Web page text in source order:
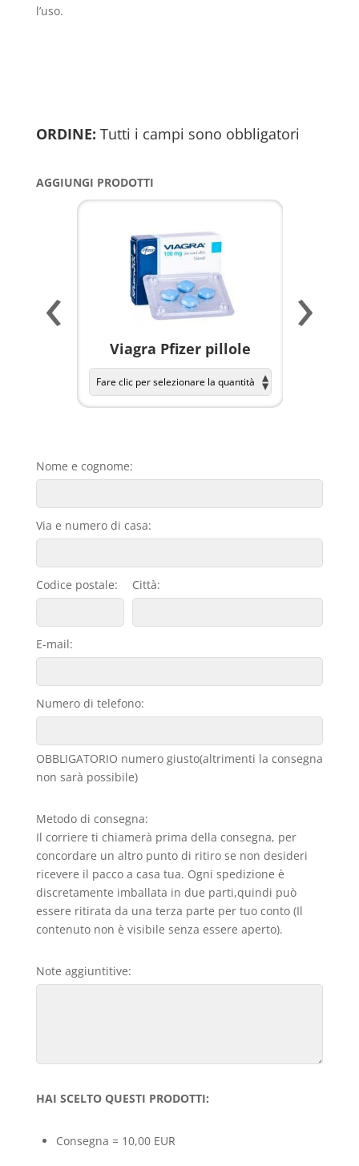
l’uso.
ORDINE: Tutti i campi sono obbligatori
AGGIUNGI PRODOTTI
Viagra Pfizer pillole
‹ ›
Nome e cognome:
Via e numero di casa:
Codice postale: Città:
E-mail:
Numero di telefono:
OBBLIGATORIO numero giusto(altrimenti la consegna
non sarà possibile)
Metodo di consegna:
Il corriere ti chiamerà prima della consegna, per
concordare un altro punto di ritiro se non desideri
ricevere il pacco a casa tua. Ogni spedizione è
discretamente imballata in due parti,quindi può
essere ritirata da una terza parte per tuo conto (Il
contenuto non è visibile senza essere aperto).
Note aggiuntitive:
HAI SCELTO QUESTI PRODOTTI:
Consegna = 10,00 EUR